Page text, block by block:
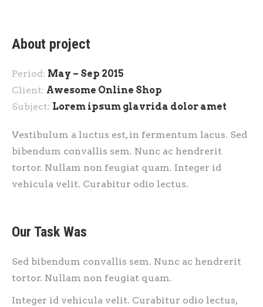
About project
Period: May – Sep 2015
Client: Awesome Online Shop
Subject: Lorem ipsum glavrida dolor amet
Vestibulum a luctus est, in fermentum lacus. Sed
bibendum convallis sem. Nunc ac hendrerit
tortor. Nullam non feugiat quam. Integer id
vehicula velit. Curabitur odio lectus.
Our Task Was
Sed bibendum convallis sem. Nunc ac hendrerit
tortor. Nullam non feugiat quam.
Integer id vehicula velit. Curabitur odio lectus,